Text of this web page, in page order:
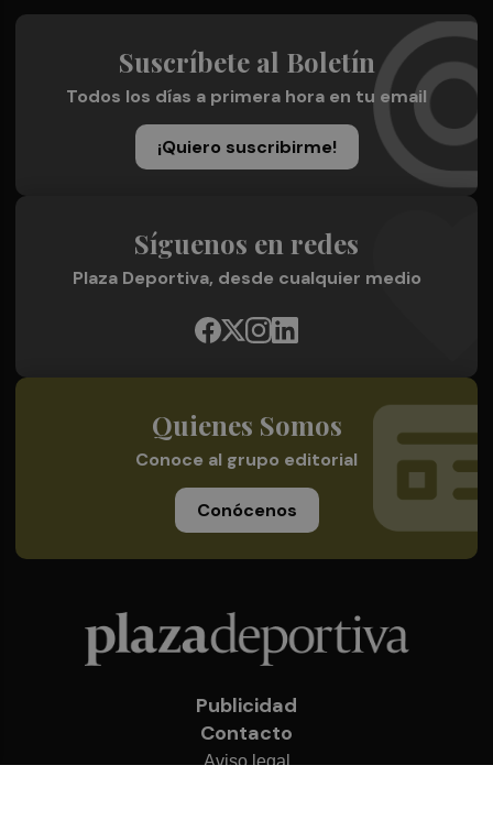
Suscríbete al Boletín
Todos los días a primera hora en tu email
¡Quiero suscribirme!
Síguenos en redes
Plaza Deportiva, desde cualquier medio
Quienes Somos
Conoce al grupo editorial
Conócenos
Publicidad
Contacto
Aviso legal